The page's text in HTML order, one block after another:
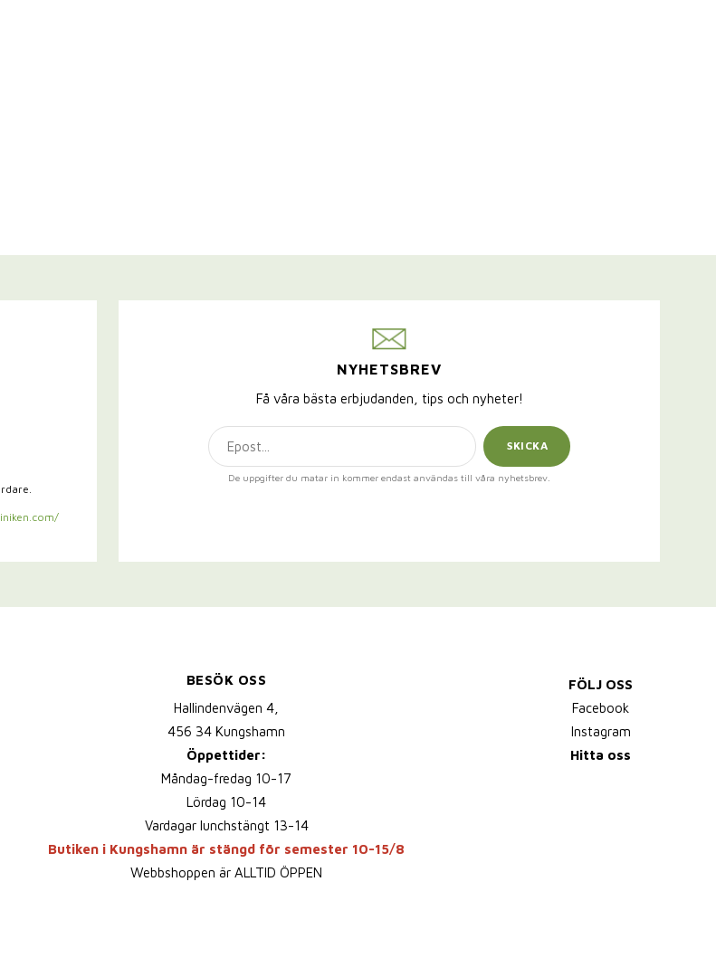
NYHETSBREV
Få våra bästa erbjudanden, tips och nyheter!
SKICKA
De uppgifter du matar in kommer endast användas till våra nyhetsbrev.
BESÖK OSS
Hallindenvägen 4,
456 34 Kungshamn
Öppettider:
Måndag-fredag 10-17
Lördag 10-14
Vardagar lunchstängt 13-14
Butiken i Kungshamn är stängd för semester 10-15/8
Webbshoppen är ALLTID ÖPPEN
FÖLJ OSS
Facebook
Instagram
Hitta oss